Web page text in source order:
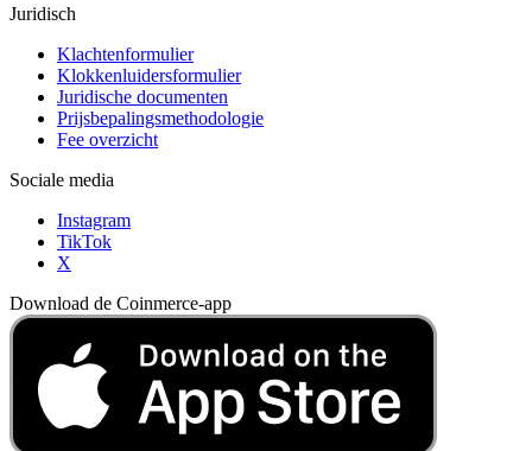
Juridisch
Klachtenformulier
Klokkenluidersformulier
Juridische documenten
Prijsbepalingsmethodologie
Fee overzicht
Sociale media
Instagram
TikTok
X
Download de Coinmerce-app